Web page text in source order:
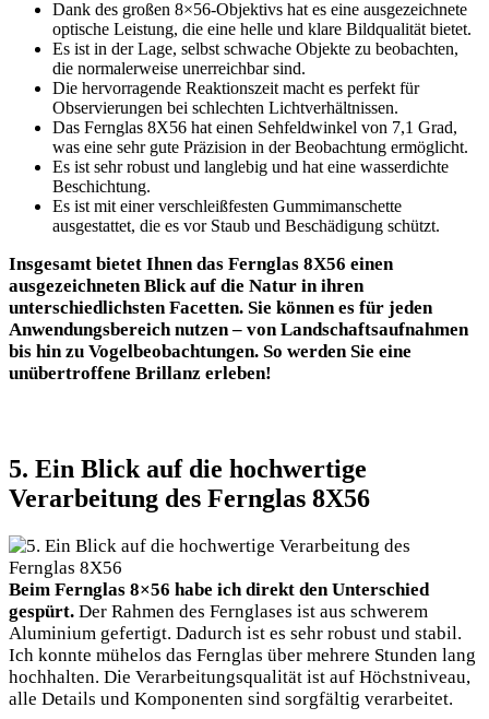
Dank des großen 8×56-Objektivs hat es eine ausgezeichnete
optische Leistung, die eine helle und klare Bildqualität bietet.
Es ist in der Lage, selbst schwache Objekte zu beobachten,
die normalerweise unerreichbar sind.
Die hervorragende Reaktionszeit macht es perfekt für
Observierungen bei schlechten Lichtverhältnissen.
Das Fernglas 8X56 hat einen Sehfeldwinkel von 7,1 Grad,
was eine sehr gute Präzision in der Beobachtung ermöglicht.
Es ist sehr robust und langlebig und hat eine wasserdichte
Beschichtung.
Es ist mit einer verschleißfesten Gummimanschette
ausgestattet, die es vor Staub und Beschädigung schützt.
Insgesamt bietet Ihnen das Fernglas 8X56 einen
ausgezeichneten Blick auf die Natur in ihren
unterschiedlichsten Facetten. Sie können es für jeden
Anwendungsbereich nutzen – von Landschaftsaufnahmen
bis hin zu Vogelbeobachtungen. So werden Sie eine
unübertroffene Brillanz erleben!
5. Ein Blick auf die hochwertige
Verarbeitung des Fernglas 8X56
Beim Fernglas 8×56 habe ich direkt den Unterschied
gespürt. Der Rahmen des Fernglases ist aus schwerem
Aluminium gefertigt. Dadurch ist es sehr robust und stabil.
Ich konnte mühelos das Fernglas über mehrere Stunden lang
hochhalten. Die Verarbeitungsqualität ist auf Höchstniveau,
alle Details und Komponenten sind sorgfältig verarbeitet.